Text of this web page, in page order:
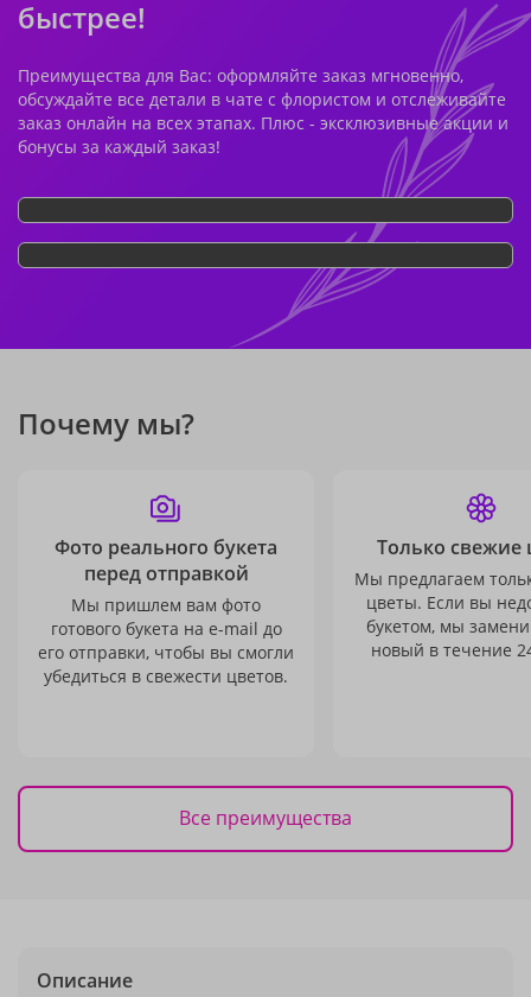
быстрее!
Преимущества для Вас: оформляйте заказ мгновенно,
обсуждайте все детали в чате с флористом и отслеживайте
заказ онлайн на всех этапах. Плюс - эксклюзивные акции и
бонусы за каждый заказ!
Почему мы?
Фото реального букета
перед отправкой
Мы пришлем вам фото
готового букета на e-mail до
его отправки, чтобы вы смогли
убедиться в свежести цветов.
Только свежие
Мы предлагаем
цветы. Если вы
букетом, мы
новый в течение
Все преимущества
Описание